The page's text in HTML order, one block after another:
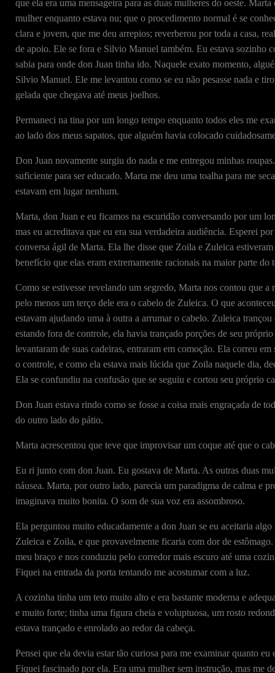
que ela era uma mensageira para as duas mulheres do oeste.
mulher enquanto estava nu; que o procedimento normal é se
clara e jovem, que me deu arrepios; reverberou por toda a casa,
de apoio. Ele se fora e Silvio Manuel também. Eu estava sozinho
sabia para onde don Juan tinha ido. Naquele exato momento,
Silvio Manuel. Ele me levantou como se eu não pesasse nada e
gelada que chegava até meus joelhos.
Permaneci na tina por um longo tempo enquanto todos eles me
ao lado dos meus sapatos, que alguém havia colocado
Don Juan novamente surgiu do nada e me entregou minhas
suficiente para ser educado. Marta me deu uma toalha para me
estavam em lugar nenhum.
Marta, don Juan e eu ficamos na escuridão conversando por um
mas eu acreditava que eu era sua verdadeira audiência. Esperei
conversa ágil de Marta. Ela lhe disse que Zoila e Zuleica
benefício que elas eram extremamente racionais na maior parte do
Como se estivesse revelando um segredo, Marta nos contou que
pelo menos um terço dele era o cabelo de Zuleica. O que
estavam ajudando uma à outra a arrumar o cabelo. Zuleica
estando fora de controle, ela havia trançado porções de seu
levantaram de suas cadeiras, entraram em comoção. Ela correu
o controle, e como ela estava mais lúcida que Zoila naquele dia,
Ela se confundiu na confusão que se seguiu e cortou seu próprio
Don Juan estava rindo como se fosse a coisa mais engraçada de
do outro lado do pátio.
Marta acrescentou que teve que improvisar um coque até que o
Eu ri junto com don Juan. Eu gostava de Marta. As outras duas
náusea. Marta, por outro lado, parecia um paradigma de calma e
imaginava muito bonita. O som de sua voz era assombroso.
Ela perguntou muito educadamente a don Juan se eu aceitaria
Zuleica e Zoila, e que provavelmente ficaria com dor de
meu braço e nos conduziu pelo corredor mais escuro até uma
Fiquei na entrada da porta tentando me acostumar com a luz.
A cozinha tinha um teto muito alto e era bastante moderna e
e muito forte; tinha uma figura cheia e voluptuosa, um rosto
estava trançado e enrolado ao redor da cabeça.
Pensei que ela devia estar tão curiosa para me examinar quanto
Fiquei fascinado por ela. Era uma mulher sem instrução, mas me